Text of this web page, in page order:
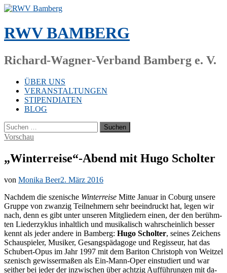
Zum
springen
RWV BAMBERG
Richard-Wagner-Verband Bamberg e. V.
ÜBER UNS
VERANSTALTUNGEN
STIPENDIATEN
BLOG
Suchen
nach:
Vorschau
„Winterreise“-Abend mit Hugo Scholter
von Monika Beer2. März 2016
Nach­dem die sze­ni­sche Win­ter­rei­se Mit­te Ja­nu­ar in Co­burg un­se­re
Grup­pe von zwan­zig Teil­neh­mern sehr be­ein­druckt hat, le­gen wir
nach, denn es gibt un­ter un­se­ren Mit­glie­dern ei­nen, der den be­rühm­
ten Lie­der­zy­klus in­halt­lich und mu­si­ka­lisch wahr­schein­lich bes­ser
kennt als je­der an­de­re in Bam­berg: Hugo Schol­ter, sei­nes Zei­chens
Schau­spie­ler, Mu­si­ker, Ge­sangs­päd­ago­ge und Re­gis­seur, hat das
Schu­bert-Opus im Jahr 1997 mit dem Ba­ri­ton Chris­toph von Weit­zel
sze­nisch ge­wis­ser­ma­ßen als Ein-Mann-Oper ein­stu­diert und war
seit­her bei je­der der in­zwi­schen über acht­zig Auf­füh­run­gen mit da­